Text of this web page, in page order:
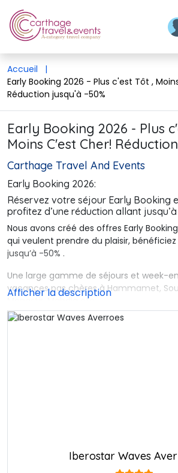
Accueil
|
Early Booking 2026 - Plus c'est Tôt ,
Réduction jusqu'à -50%
Early Booking 2026 - Plus
Moins C'est Cher!
Carthage Travel And Events
Early Booking 2026:
Réservez votre séjour Early Booking
profitez d’une réduction allant
Nous avons créé des offres Early
qui veulent prendre du plaisir,
jusqu’à -50% .
Une large gamme de séjours et week-
vacances pas chères à Hammamet,
Monastir, Mahdia etc…
Nous regroupons ici les meilleurs offres
vous accueilleront toute l’année , afin
une expérience unique dont vous vous
Iberostar Waves